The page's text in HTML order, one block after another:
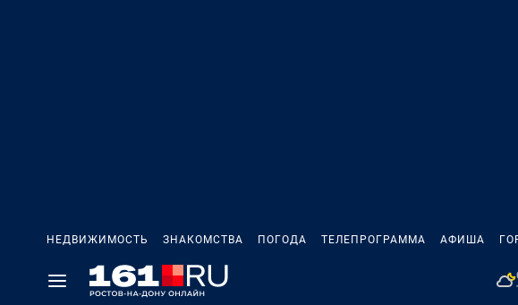
НЕДВИЖИМОСТЬ ЗНАКОМСТВА ПОГОДА ТЕЛЕПРОГРАММА АФИША